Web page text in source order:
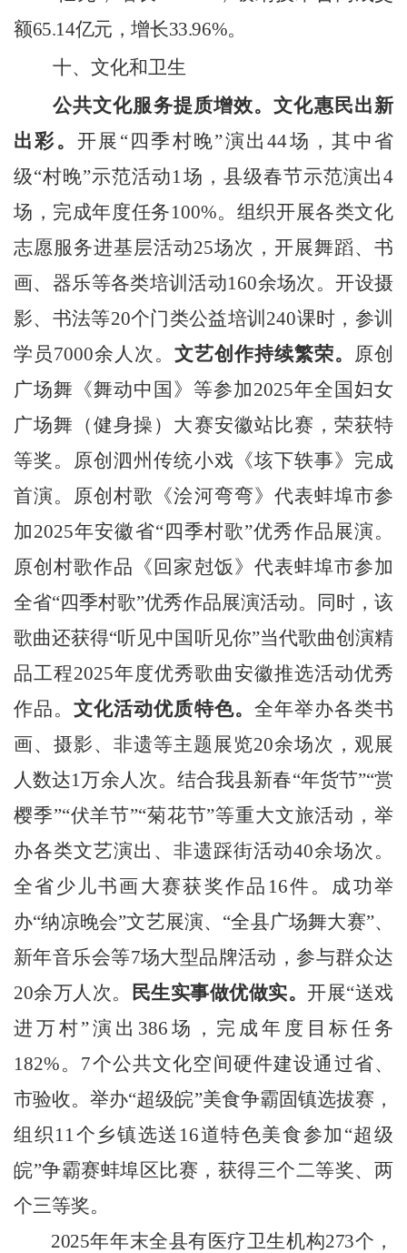
额65.14亿元，增长33.96%。
十、文化和卫生
公共文化服务提质增效。文化惠民出新
出彩。 开展 “四季村晚”演出44场，其中省
级“村晚”示范活动1 场 ，县级春节示范演出4
场 ，完成年度任务100%。 组织开展各类文化
志愿服务进基层活动25场次，开展舞蹈、书
画、器乐等各类培训活动160余场次。开设摄
影、书法等20个门类公益培训 240课时，参训
学员7000余人次。 文艺创作持续繁荣。 原创
广场舞《舞动中国》等参加2025年全国妇女
广场舞（健身操）大赛安徽站比赛 ，荣获特
等奖。 原创泗州传统小戏《垓下轶事》完成
首演。原创村歌《浍河弯弯》代表蚌埠市参
加2025年安徽省“四季村歌”优秀作品展演。
原创村歌作品《回家尅饭》代表蚌埠市参加
全省“四季村歌”优秀作品展演活动。同时，该
歌曲还获得“听见中国听见你”当代歌曲创演精
品工程2025年度优秀歌曲安徽推选活动优秀
作品。文化活动优质特色。 全年举办各类书
画、摄影、非遗等主题展览20余场次，观展
人数达1万余人次。结合我县新春“年货节”“赏
樱季”“伏羊节”“菊花节”等重大文旅活动，举
办各类文艺演出、非遗踩街活动40余场次。
全省少儿书画大赛获奖作品 16件。 成功举
办“纳凉晚会”文艺展演、“全县广场舞大赛”、
新年音乐会等7场大型品牌活动，参与群众达
20余万人次。 民生实事做优做实。开展“送戏
进万村”演出 386 场，完成年度目标任务
182%。 7个公共文化空间硬件建设通过省、
市验收。举办“超级皖”美食争霸固镇选拔赛，
组织 11 个乡镇选送 16道特色美食参加 “超级
皖”争霸赛蚌埠区比赛，获得三个二等奖、两
个三等奖。
2025年年末全县有医疗卫生机构273个，